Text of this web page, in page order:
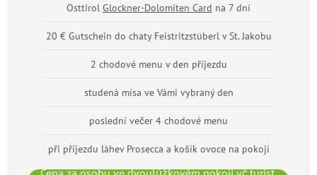
Osttirol Glockner-Dolomiten Card na 7 dní
20 € Gutschein do chaty Feistritzstüberl v St. Jakobu
2 chodové menu v den příjezdu
studená mísa ve Vámi vybraný den
poslední večer 4 chodové menu
při příjezdu láhev Prosecca a košík ovoce na pokoji